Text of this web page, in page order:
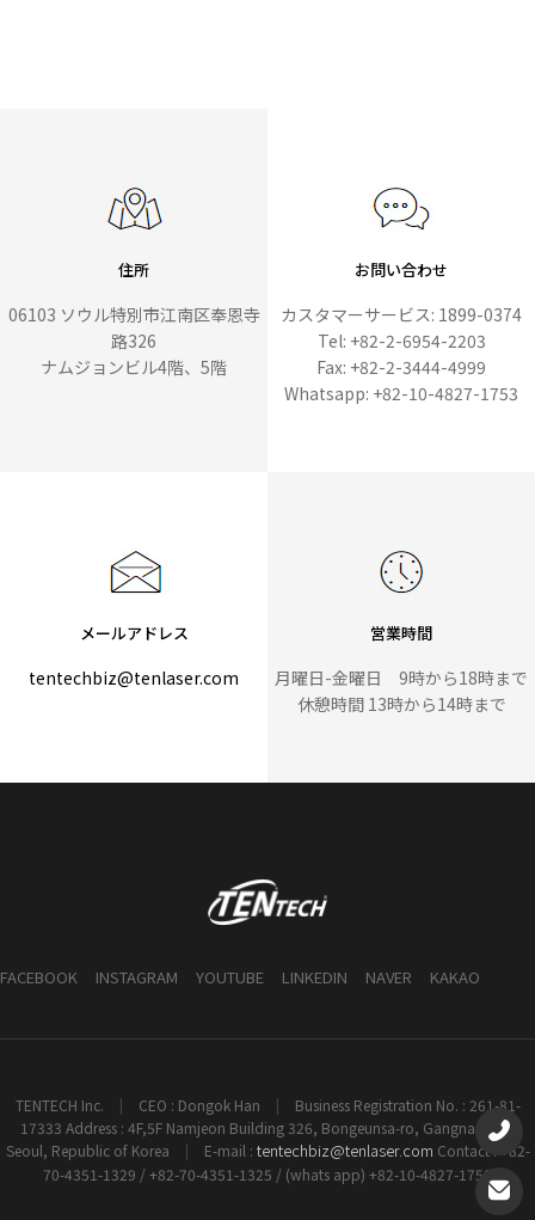
住所
06103 ソウル特別市江南区奉恩寺
路326
ナムジョンビル4階、5階
お問い合わせ
カスタマーサービス: 1899-0374
Tel: +82-2-6954-2203
Fax: +82-2-3444-4999
Whatsapp: +82-10-4827-1753
メールアドレス
tentechbiz@tenlaser.com
営業時間
月曜日-金曜日 9時から18時まで
休憩時間 13時から14時まで
FACEBOOK INSTAGRAM YOUTUBE LINKEDIN NAVER KAKAO
TENTECH Inc. | CEO : Dongok Han |
Business Registration No. : 261-81-
17333 Address : 4F,5F Namjeon Building 326, Bongeunsa-ro, Gangnam-gu,
Seoul, Republic of Korea
| E-mail : tentechbiz@tenlaser.com Contact : +82-
70-4351-1329 / +82-70-4351-1325 / (whats app) +82-10-4827-1753